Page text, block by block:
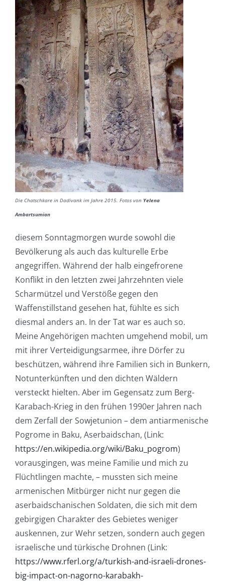
Die Chatschkare in Dadivank im Jahre 2015. Fotos von Yelena
Ambartsumian
diesem Sonntagmorgen wurde sowohl die
Bevölkerung als auch das kulturelle Erbe
angegriffen. Während der halb eingefrorene
Konflikt in den letzten zwei Jahrzehnten viele
Scharmützel und Verstöße gegen den
Waffenstillstand gesehen hat, fühlte es sich
diesmal anders an. In der Tat war es auch so.
Meine Angehörigen machten umgehend mobil, um
mit ihrer Verteidigungsarmee, ihre Dörfer zu
beschützen, während ihre Familien sich in Bunkern,
Notunterkünften und den dichten Wäldern
versteckt hielten. Aber im Gegensatz zum Berg-
Karabach-Krieg in den frühen 1990er Jahren nach
dem Zerfall der Sowjetunion – dem antiarmenische
Pogrome in Baku, Aserbaidschan, (Link:
https://en.wikipedia.org/wiki/Baku_pogrom)
vorausgingen, was meine Familie und mich zu
Flüchtlingen machte, – mussten sich meine
armenischen Mitbürger nicht nur gegen die
aserbaidschanischen Soldaten, die sich mit dem
gebirgigen Charakter des Gebietes weniger
auskennen, zur Wehr setzen, sondern auch gegen
israelische und türkische Drohnen (Link:
https://www.rferl.org/a/turkish-and-israeli-drones-
big-impact-on-nagorno-karabakh-